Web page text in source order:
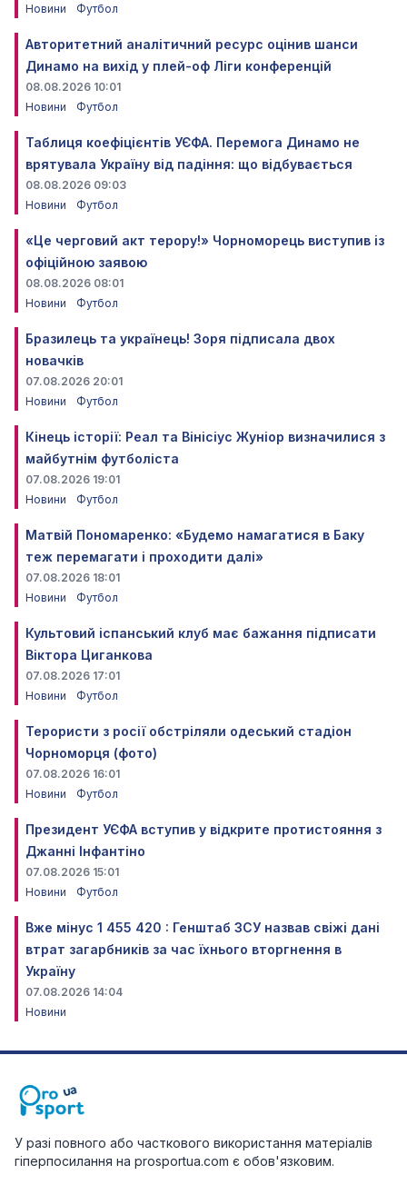
Новини
Футбол
Авторитетний аналітичний ресурс оцінив шанси
Динамо на вихід у плей-оф Ліги конференцій
08.08.2026 10:01
Новини
Футбол
Таблиця коефіцієнтів УЄФА. Перемога Динамо не
врятувала Україну від падіння: що відбувається
08.08.2026 09:03
Новини
Футбол
«Це черговий акт терору!» Чорноморець виступив із
офіційною заявою
08.08.2026 08:01
Новини
Футбол
Бразилець та українець! Зоря підписала двох
новачків
07.08.2026 20:01
Новини
Футбол
Кінець історії: Реал та Вінісіус Жуніор визначилися з
майбутнім футболіста
07.08.2026 19:01
Новини
Футбол
Матвій Пономаренко: «Будемо намагатися в Баку
теж перемагати і проходити далі»
07.08.2026 18:01
Новини
Футбол
Культовий іспанський клуб має бажання підписати
Віктора Циганкова
07.08.2026 17:01
Новини
Футбол
Терористи з росії обстріляли одеський стадіон
Чорноморця (фото)
07.08.2026 16:01
Новини
Футбол
Президент УЄФА вступив у відкрите протистояння з
Джанні Інфантіно
07.08.2026 15:01
Новини
Футбол
Вже мінус 1 455 420 : Генштаб ЗСУ назвав свіжі дані
втрат загарбників за час їхнього вторгнення в
Україну
07.08.2026 14:04
Новини
У разі повного або часткового використання матеріалів
гіперпосилання на prosportua.com є обов'язковим.